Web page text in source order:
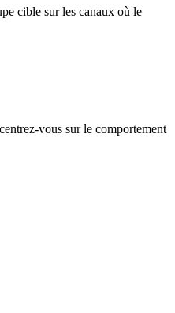
cible sur les canaux où le
vous sur le comportement